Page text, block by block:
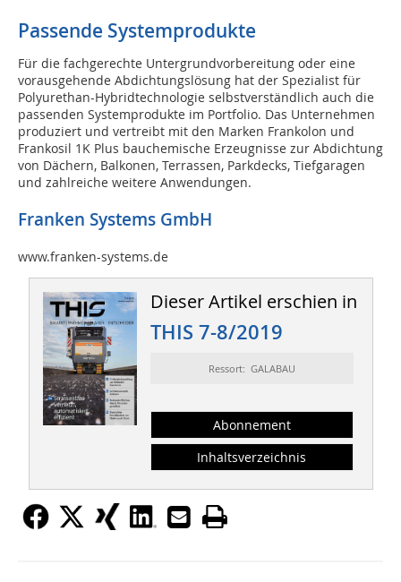
Passende Systemprodukte
Für die fachgerechte Untergrundvorbereitung oder eine
vorausgehende Abdichtungslösung hat der Spezialist für
Polyurethan-Hybridtechnologie selbstverständlich auch die
passenden Systemprodukte im Portfolio. Das Unternehmen
produziert und vertreibt mit den Marken Frankolon und
Frankosil 1K Plus bauchemische Erzeugnisse zur Abdichtung
von Dächern, Balkonen, Terrassen, Parkdecks, Tiefgaragen
und zahlreiche weitere Anwendungen.
Franken Systems GmbH
www.franken-systems.de
Dieser Artikel erschien in
THIS 7-8/2019
Ressort: GALABAU
Abonnement
Inhaltsverzeichnis